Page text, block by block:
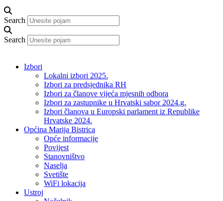
Search
Search
Izbori
Lokalni izbori 2025.
Izbori za predsjednika RH
Izbori za članove vijeća mjesnih odbora
Izbori za zastupnike u Hrvatski sabor 2024.g.
Izbori članova u Europski parlament iz Republike
Hrvatske 2024.
Općina Marija Bistrica
Opće informacije
Povijest
Stanovništvo
Naselja
Svetište
WiFi lokacija
Ustroj